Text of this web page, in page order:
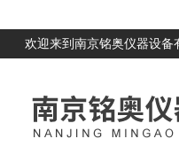
欢迎来到南京铭奥仪器设备